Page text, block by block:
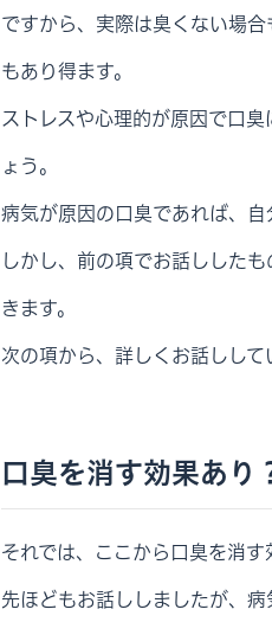
ですから、実際は臭くない場
もあり得ます。
ストレスや心理的が原因で口
ょう。
病気が原因の口臭であれば、自
しかし、前の項でお話しした
きます。
次の項から、詳しくお話しして
口臭を消す効果あり
それでは、ここから口臭を消す
先ほどもお話ししましたが、